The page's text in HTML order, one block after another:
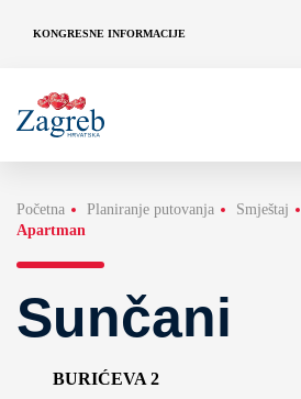
KONGRESNE INFORMACIJE
Početna Planiranje putovanja Smještaj
Apartman
Sunčani
BURIĆEVA 2